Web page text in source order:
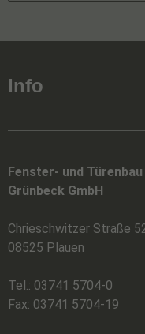
Info
Fenster- und Türenbau
Grünbeck GmbH
Chrieschwitzer Straße
08525 Plauen
Tel.: 03741 5704-0
Fax: 03741 5704-19